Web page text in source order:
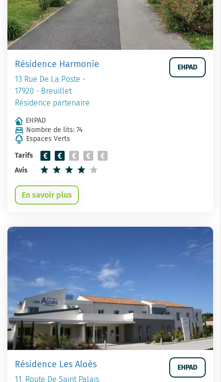
Résidence Harmonie
13 Rue De La Poste -
17920 - Breuillet
Résidence partenaire
EHPAD
EHPAD
Nombre de lits: 74
Espaces Verts
Tarifs
Avis
En savoir plus
Résidence Les Aloès
11, Route De Saint Palais
EHPAD